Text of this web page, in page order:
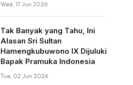
Wed, 17 Jun 2026
Tak Banyak yang Tahu, Ini
Alasan Sri Sultan
Hamengkubuwono IX Dijuluki
Bapak Pramuka Indonesia
Tue, 02 Jun 2026